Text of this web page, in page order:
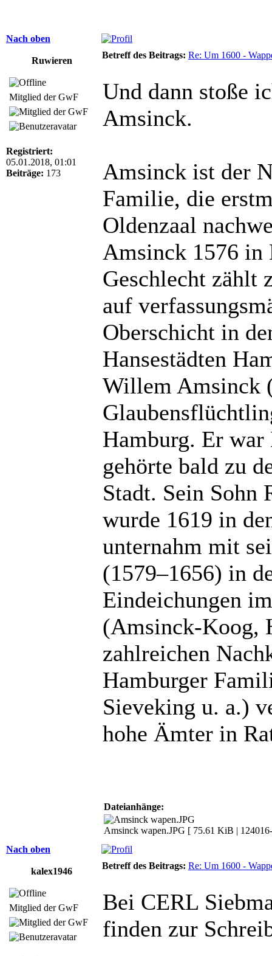
Nach oben
Ruwieren
Betreff des Beitrags: Re: Um 1600 -
Mitglied der GwF
Registriert:
05.01.2018, 01:01
Beiträge: 173
Und dann stoße
Amsinck.
Amsinck ist der
Familie, die
Oldenzaal
Amsinck 1576 in
Geschlecht zählt
auf
Oberschicht in
Hansestädten
Willem Amsinck
Hamburg. Er
gehörte bald zu
Stadt. Sein Sohn
wurde 1619 in
unternahm mit
(1579–1656) in
Eindeichungen
(Amsinck-Koog,
zahlreichen
Hamburger
Sieveking u. a.)
hohe Ämter in
Dateianhänge:
Amsinck wapen.JPG [ 75.61 KiB |
Nach oben
kalex1946
Betreff des Beitrags: Re: Um 1600 -
Mitglied der GwF
Bei CERL
finden zur